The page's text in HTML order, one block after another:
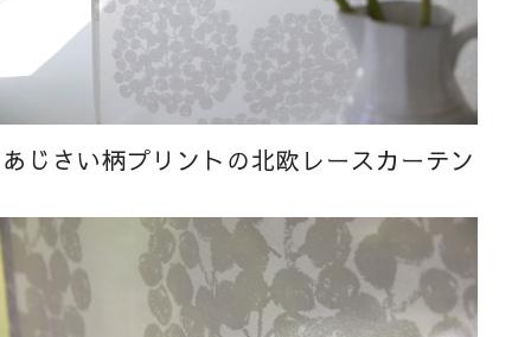
あじさい柄プリントの北欧レースカーテン